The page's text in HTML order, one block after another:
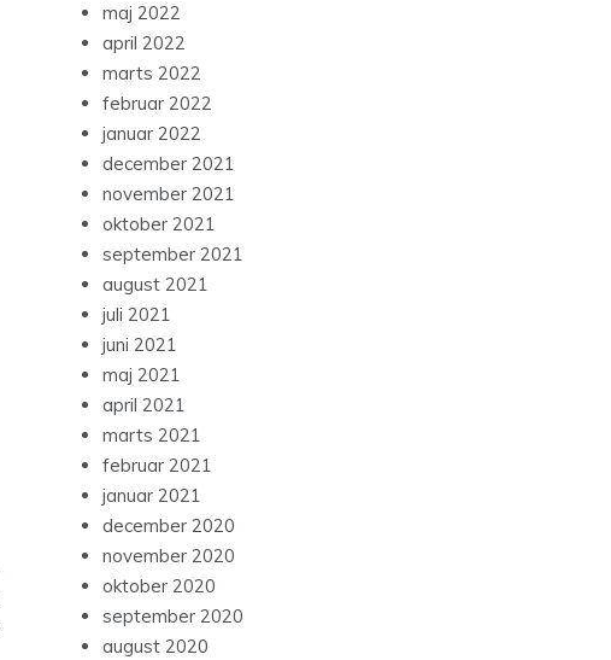
maj 2022
april 2022
marts 2022
februar 2022
januar 2022
december 2021
november 2021
oktober 2021
september 2021
august 2021
juli 2021
juni 2021
maj 2021
april 2021
marts 2021
februar 2021
januar 2021
december 2020
november 2020
oktober 2020
september 2020
august 2020